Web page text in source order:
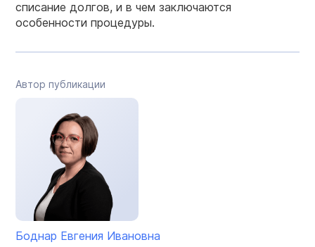
списание долгов, и в чем заключаются
особенности процедуры.
Автор публикации
Боднар Евгения Ивановна